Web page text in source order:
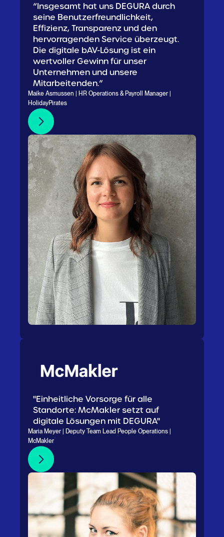
“Insgesamt hat uns DEGURA durch
seine Benutzerfreundlichkeit,
Effizienz, Transparenz und den
hervorragenden Service überzeugt.
Die digitale bAV-Lösung ist ein
wertvoller Gewinn für unser
Unternehmen und unsere
Mitarbeitenden.”
Maike Asmussen | HR Operations & Payroll Manager |
HolidayPirates
"Einheitliche Vorsorge für alle
Standorte: McMakler setzt auf
digitale Lösungen mit DEGURA"
Maria Meyer | Deputy Team Lead People Operations |
McMakler